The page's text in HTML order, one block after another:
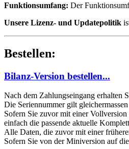
Funktionsumfang: Der
Unsere Lizenz- und Updatepolitik
Bestellen:
Bilanz-Version bestellen...
Nach dem Zahlungseingang erhalten
Die Seriennummer gilt
Sofern Sie zuvor mit einer Vollversion
einfach die passende aktuelle
Alle Daten, die zuvor mit einer
Sofern Sie von der Miniversion auf